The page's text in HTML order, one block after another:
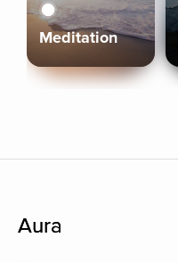
Meditation
Aura